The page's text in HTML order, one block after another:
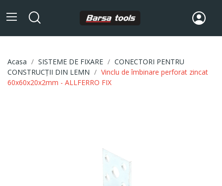
Acasa SISTEME DE FIXARE
CONECTORI PENTRU
CONSTRUCȚII DIN LEMN
Vinclu de îmbinare perforat zincat
60x60x20x2mm - ALLFERRO FIX